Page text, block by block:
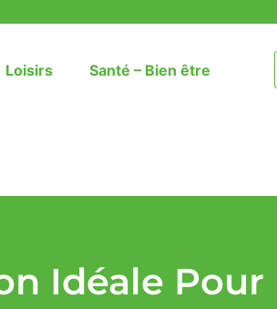
Loisirs Santé – Bien être
Idéale Pour